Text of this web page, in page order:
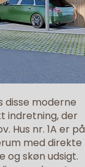
disse moderne
indretning, der
Hus nr. 1A er på
med direkte
og skøn udsigt.